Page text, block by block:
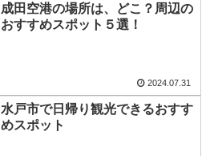
成田空港の場所は、どこ？周辺の
おすすめスポット５選！
2024.07.31
水戸市で日帰り観光できるおすす
めスポット